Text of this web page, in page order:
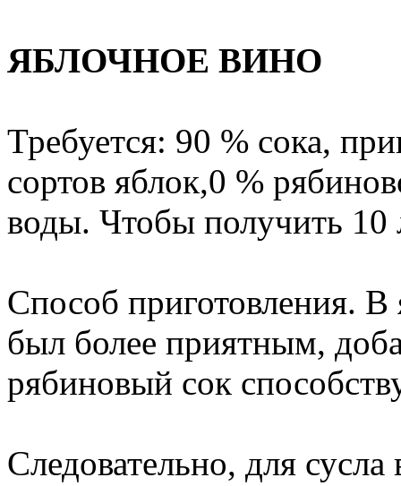
ЯБЛОЧНОЕ ВИНО
Требуется: 90 % сока,
сортов яблок,0 %
воды. Чтобы получить 10
Способ приготовления.
был более приятным,
рябиновый сок
Следовательно, для